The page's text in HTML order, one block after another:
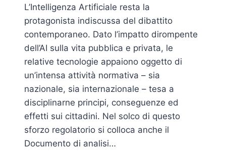
L’Intelligenza Artificiale resta la
protagonista indiscussa del dibattito
contemporaneo. Dato l’impatto dirompente
dell’AI sulla vita pubblica e privata, le
relative tecnologie appaiono oggetto di
un’intensa attività normativa – sia
nazionale, sia internazionale – tesa a
disciplinarne principi, conseguenze ed
effetti sui cittadini. Nel solco di questo
sforzo regolatorio si colloca anche il
Documento di analisi…